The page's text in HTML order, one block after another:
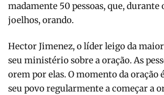
madamente 50 pessoas, que,
joelhos, orando.
Hector Jimenez, o líder leigo da
seu ministério sobre a oração. As
orem por elas. O momento da
seu povo regularmente a começar a